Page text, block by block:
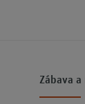
Zábava a